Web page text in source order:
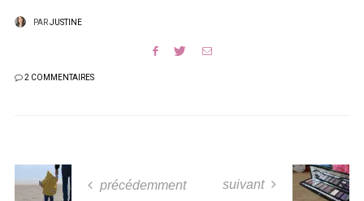
PARJUSTINE
2 COMMENTAIRES
précédemment suivant